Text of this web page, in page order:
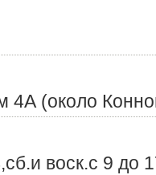
4А (около
воск.с 9 до